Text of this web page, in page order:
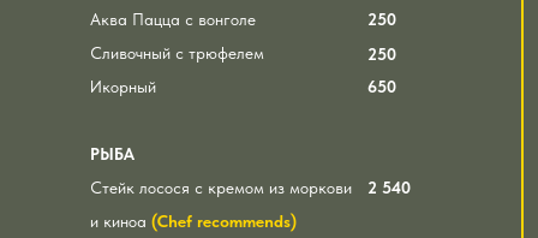
Аква Пацца с вонголе
Сливочный с трюфелем
Икорный
РЫБА
Стейк лосося с кремом из моркови
и киноа (Chef recommends)
250
250
650
2 540